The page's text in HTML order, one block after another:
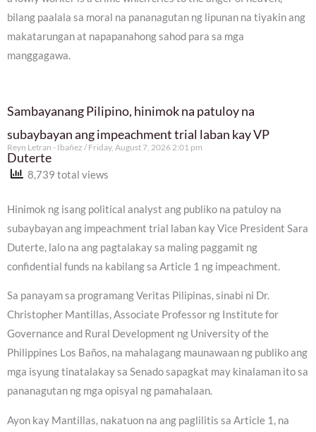
bilang paalala sa moral na pananagutan ng lipunan na tiyakin ang
makatarungan at napapanahong sahod para sa mga
manggagawa.
Sambayanang Pilipino, hinimok na patuloy na
subaybayan ang impeachment trial laban kay VP
Duterte
Reyn Letran - Ibañez Friday, August 7, 2026 2:01 pm
8,739 total views
Hinimok ng isang political analyst ang publiko na patuloy na
subaybayan ang impeachment trial laban kay Vice President Sara
Duterte, lalo na ang pagtalakay sa maling paggamit ng
confidential funds na kabilang sa Article 1 ng impeachment.
Sa panayam sa programang Veritas Pilipinas, sinabi ni Dr.
Christopher Mantillas, Associate Professor ng Institute for
Governance and Rural Development ng University of the
Philippines Los Baños, na mahalagang maunawaan ng publiko ang
mga isyung tinatalakay sa Senado sapagkat may kinalaman ito sa
pananagutan ng mga opisyal ng pamahalaan.
Ayon kay Mantillas, nakatuon na ang paglilitis sa Article 1, na